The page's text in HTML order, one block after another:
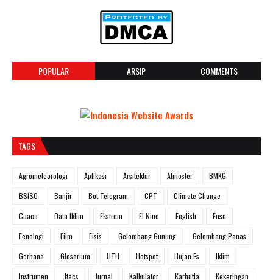
POPULAR ARSIP COMMENTS
TAGS
Agrometeorologi Aplikasi Arsitektur Atmosfer
BMKG
BSISO
Banjir Bot Telegram CPT
Climate Change
Cuaca
Data Iklim Ekstrem El Nino English
Enso
Fenologi
Film Fisis Gelombang Gunung
Gelombang Panas
Gerhana
Glosarium HTH Hotspot Hujan Es
Iklim
Instrumen
Itacs Jurnal Kalkulator Karhutla
Kekeringan